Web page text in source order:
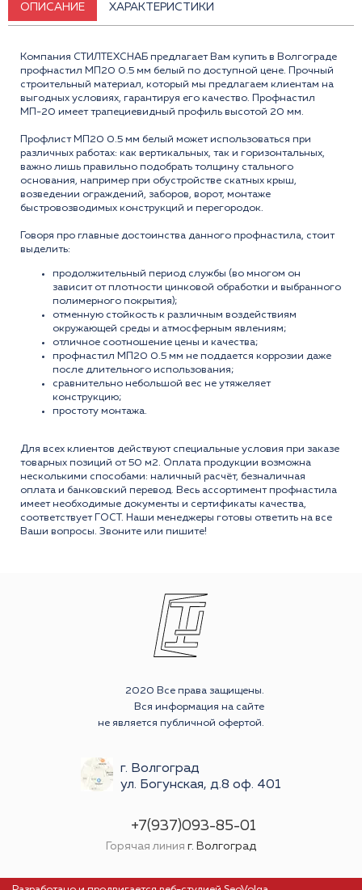
ОПИСАНИЕ ХАРАКТЕРИСТИКИ
Компания СТИЛТЕХСНАБ предлагает Вам купить в Волгограде
профнастил МП20 0.5 мм белый по доступной цене. Прочный
строительный материал, который мы предлагаем клиентам на
выгодных условиях, гарантируя его качество. Профнастил
МП-20 имеет трапециевидный профиль высотой 20 мм.
Профлист МП20 0.5 мм белый может использоваться при
различных работах: как вертикальных, так и горизонтальных,
важно лишь правильно подобрать толщину стального
основания, например при обустройстве скатных крыш,
возведении ограждений, заборов, ворот, монтаже
быстровозводимых конструкций и перегородок.
Говоря про главные достоинства данного профнастила, стоит
выделить:
продолжительный период службы (во многом он
зависит от плотности цинковой обработки и выбранного
полимерного покрытия);
отменную стойкость к различным воздействиям
окружающей среды и атмосферным явлениям;
отличное соотношение цены и качества;
профнастил МП20 0.5 мм не поддается коррозии даже
после длительного использования;
сравнительно небольшой вес не утяжеляет
конструкцию;
простоту монтажа.
Для всех клиентов действуют специальные условия при заказе
товарных позиций от 50 м2. Оплата продукции возможна
несколькими способами: наличный расчёт, безналичная
оплата и банковский перевод. Весь ассортимент профнастила
имеет необходимые документы и сертификаты качества,
соответствует ГОСТ. Наши менеджеры готовы ответить на все
Ваши вопросы. Звоните или пишите!
2020 Все права защищены.
Вся информация на сайте
не является публичной офертой.
г. Волгоград
ул. Богунская, д.8 оф. 401
+7(937)093-85-01
Горячая линия г. Волгоград